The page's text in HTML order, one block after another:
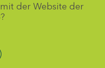
der Website der
auswählen